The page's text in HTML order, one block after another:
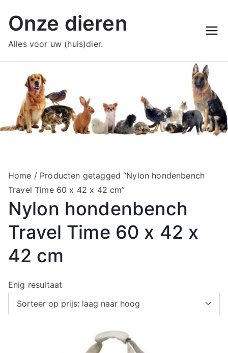
naar
inhoud
Onze dieren
Alles voor uw (huis)dier.
Home / Producten getagged “Nylon hondenbench
Travel Time 60 x 42 x 42 cm”
Nylon hondenbench
Travel Time 60 x 42 x
42 cm
Enig resultaat